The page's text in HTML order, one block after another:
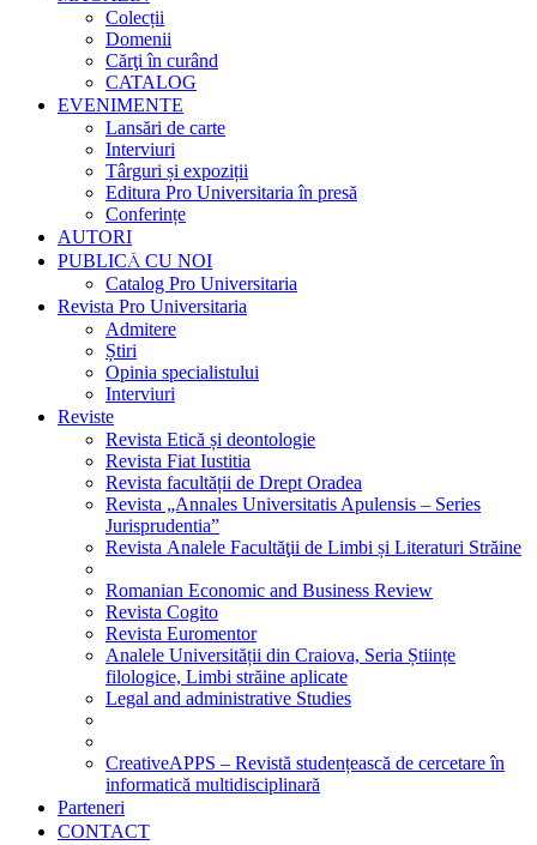
Colecții
Domenii
Cărţi în curând
CATALOG
EVENIMENTE
Lansări de carte
Interviuri
Târguri și expoziții
Editura Pro Universitaria în presă
Conferințe
AUTORI
PUBLICĂ CU NOI
Catalog Pro Universitaria
Revista Pro Universitaria
Admitere
Știri
Opinia specialistului
Interviuri
Reviste
Revista Etică și deontologie
Revista Fiat Iustitia
Revista facultății de Drept Oradea
Revista „Annales Universitatis Apulensis – Series
Jurisprudentia”
Revista Analele Facultăţii de Limbi și Literaturi Străine
Romanian Economic and Business Review
Revista Cogito
Revista Euromentor
Analele Universității din Craiova, Seria Științe
filologice, Limbi străine aplicate
Legal and administrative Studies
CreativeAPPS – Revistă studențească de cercetare în
informatică multidisciplinară
Parteneri
CONTACT